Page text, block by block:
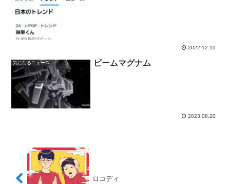
2022.12.10
気になるニュース ビームマグナム
2023.08.20
ロコディ